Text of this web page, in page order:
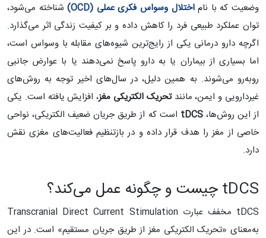
وضعیت که با ناماختلال وسواس فکری عملی (OCD)
شناخته می‌شود،
توان عملکرد طبیعی فرد را کاهش داده و بر کیفیت زندگی اثر می‌گذارد.
اگرچه دارو درمانی یکی از رایج‌ترین شیوه‌های مقابله با وسواس است،
اما بسیاری از بیماران یا به دارو پاسخ نمی‌دهند یا با عوارض جانبی
روبه‌رو می‌شوند. به همین دلیل، در سال‌های اخیر توجه به روش‌های
غیردارویی و ایمن، مانندتحریک الکتریکی مغز، افزایش یافته است. یکی
از این روش‌ها،tDCS است که از طریق جریان ضعیف الکتریکی، نواحی
خاصی از مغز را هدف قرار داده و در بازتنظیم فعالیت‌های مغزی نقش
دارد.
tDCS چیست و چگونه عمل می‌کند؟
tDCS مخفف عبارت Transcranial Direct Current Stimulation
به‌معنای «تحریک الکتریکی مغز از طریق جریان مستقیم» است. در این